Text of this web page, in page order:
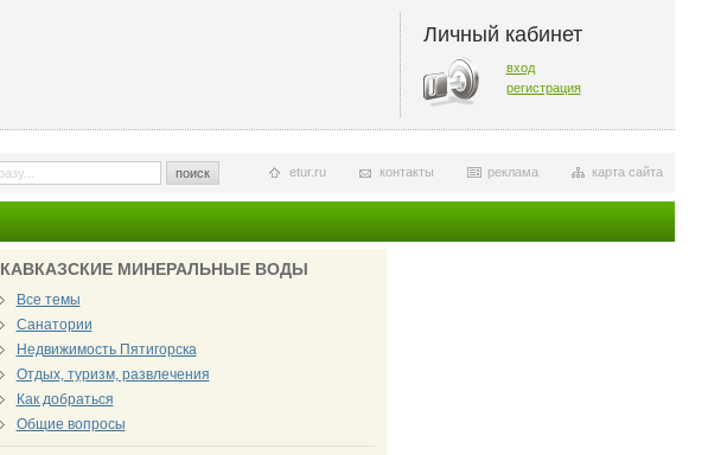
Личный кабинет
вход
регистрация
поиск карта сайта
реклама
контакты
etur.ru
КАВКАЗСКИЕ МИНЕРАЛЬНЫЕ ВОДЫ
Все темы
Санатории
Недвижимость Пятигорска
Отдых, туризм, развлечения
Как добраться
Общие вопросы